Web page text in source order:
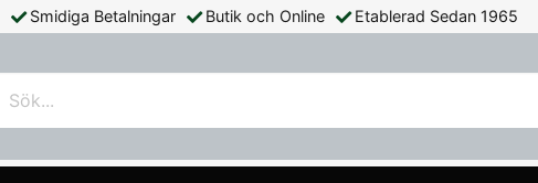
Smidiga Betalningar Butik och Online Etablerad Sedan 1965